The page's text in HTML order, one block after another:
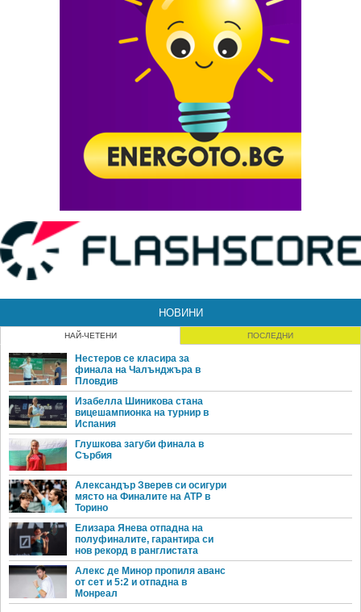
НОВИНИ
НАЙ-ЧЕТЕНИ ПОСЛЕДНИ
Нестеров се класира за
финала на Чалънджъра в
Пловдив
Изабелла Шиникова стана
вицешампионка на турнир в
Испания
Глушкова загуби финала в
Сърбия
Александър Зверев си осигури
място на Финалите на ATP в
Торино
Елизара Янева отпадна на
полуфиналите, гарантира си
нов рекорд в ранглистата
Алекс де Минор пропиля аванс
от сет и 5:2 и отпадна в
Монреал